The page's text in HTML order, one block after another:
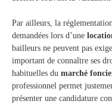
Par ailleurs, la
demandées lors d’une
bailleurs ne peuvent pas
important de connaître ses
habituelles du marché
professionnel permet
présenter une candidature